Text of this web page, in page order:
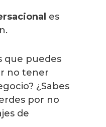
es
que puedes
no tener
¿Sabes
por no
de